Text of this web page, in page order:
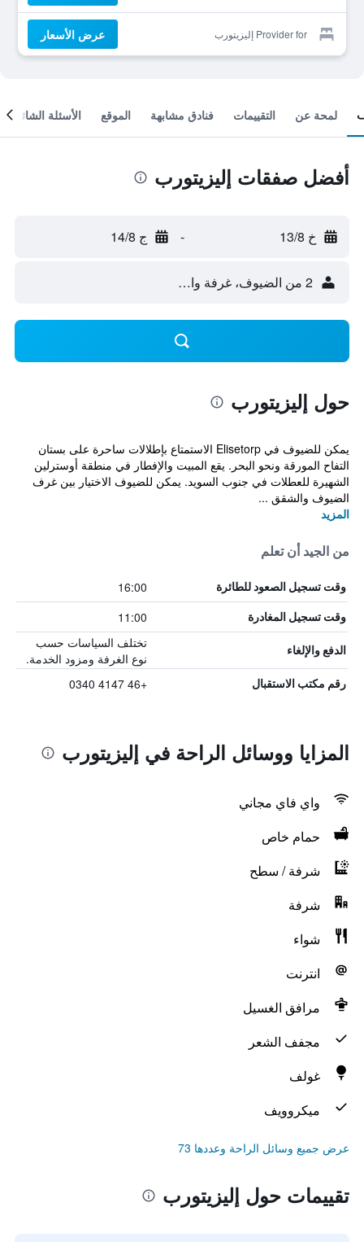
Provider for إليزيتورب عرض الأسعار
لمحة عن التقييمات فنادق مشابهة الموقع الأسئلة الشائعة
أفضل صفقات إليزيتورب
خ 13/8 - ج 14/8
2 من الضيوف، غرفة واحدة
حول إليزيتورب
يمكن للضيوف في Elisetorp الاستمتاع بإطلالات ساحرة على بستان
التفاح المورقة ونحو البحر. يقع المبيت والإفطار في منطقة أوسترلين
الشهيرة للعطلات في جنوب السويد. يمكن للضيوف الاختيار بين غرف
الضيوف والشقق ...
المزيد
من الجيد أن تعلم
وقت تسجيل الصعود للطائرة 16:00
وقت تسجيل المغادرة 11:00
الدفع والإلغاء
تختلف السياسات حسب
نوع الغرفة ومزود الخدمة.
رقم مكتب الاستقبال +46 4147 0340
المزايا ووسائل الراحة في إليزيتورب
واي فاي مجاني
حمام خاص
شرفة / سطح
شرفة
شواء
انترنت
مرافق الغسيل
مجفف الشعر
غولف
ميكروويف
عرض جميع وسائل الراحة وعددها 73
تقييمات حول إليزيتورب